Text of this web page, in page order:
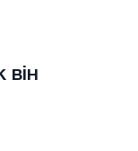
він